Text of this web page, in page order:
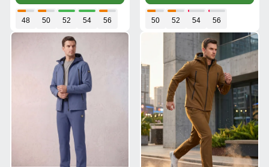
48 50 52 54 56 50 52 54 56